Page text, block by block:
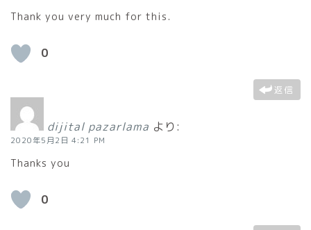
Thank you very much for this.
0
返信
dijital pazarlama より:
2020年5月2日 4:21 PM
Thanks you
0